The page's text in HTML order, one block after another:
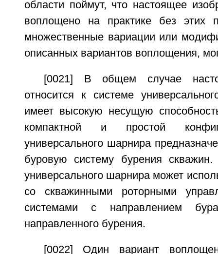
области поймут, что настоящее
воплощено на практике без этих
множественные вариации или
описанных вариантов воплощения,
[0021] В общем случае
относится к системе
имеет высокую несущую
компактной и простой
универсального шарнира
буровую систему бурения
универсального шарнира может
со скважинными роторными
системами с направлением
направленного бурения.
[0022] Один вариант